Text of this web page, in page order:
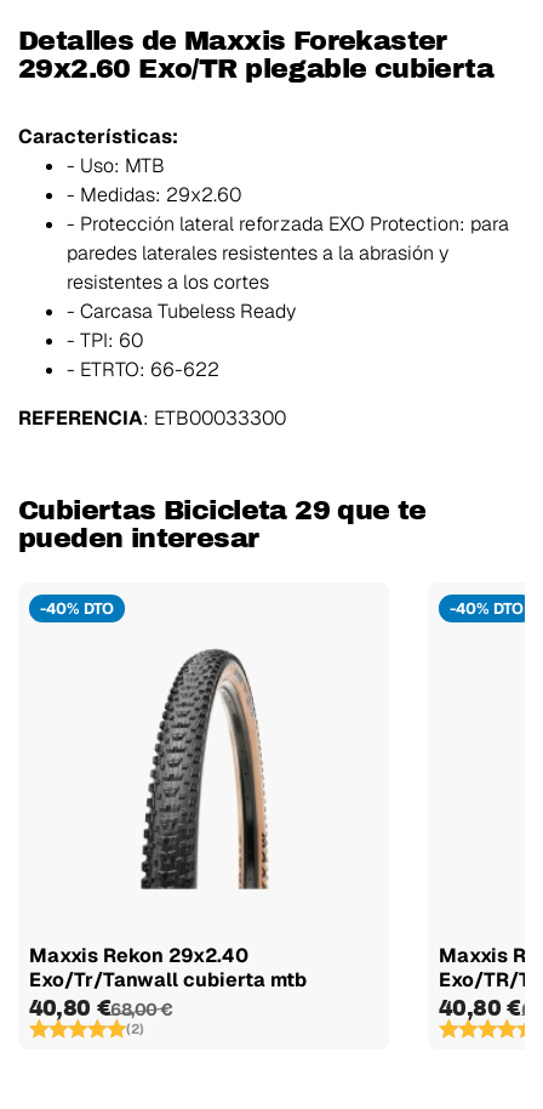
Detalles de Maxxis Forekaster
29x2.60 Exo/TR plegable cubierta
Características:
- Uso: MTB
- Medidas: 29x2.60
- Protección lateral reforzada EXO Protection: para
paredes laterales resistentes a la abrasión y
resistentes a los cortes
- Carcasa Tubeless Ready
- TPI: 60
- ETRTO: 66-622
REFERENCIA: ETB00033300
Cubiertas Bicicleta 29 que te
pueden interesar
-40% DTO
Maxxis Rekon 29x2.40
Exo/Tr/Tanwall cubierta mtb
40,80 €68,00 €
(2)
-40% DTO
Maxxis
Exo/TR/
40,80 €